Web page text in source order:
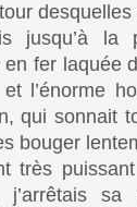
jusqu’à
en fer laquée
l’énorme
qui sonnait
bouger
très
j’arrêtais